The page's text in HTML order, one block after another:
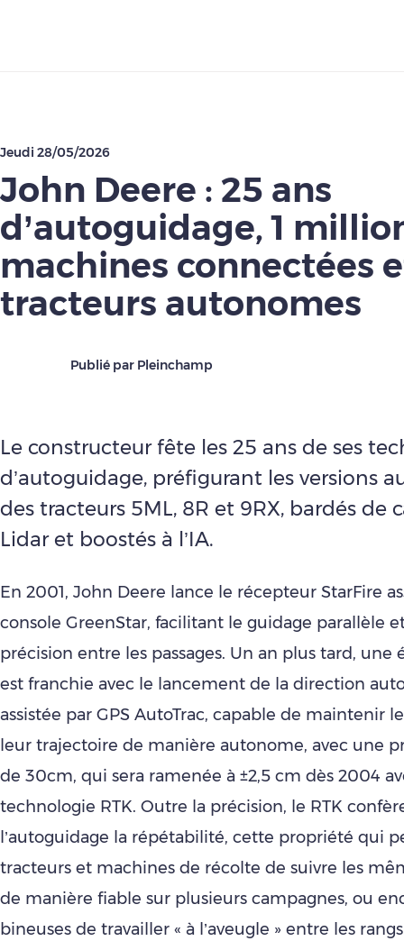
Jeudi 28/05/2026
John Deere : 25 ans
d’autoguidage, 1
machines connectées
tracteurs autonomes
Publié par Pleinchamp
Le constructeur fête les 25 ans de ses
d’autoguidage, préfigurant les versions
des tracteurs 5ML, 8R et 9RX, bardés de
Lidar et boostés à l’IA.
En 2001, John Deere lance le récepteur StarFire
console GreenStar, facilitant le guidage parallèle
précision entre les passages. Un an plus tard, une
est franchie avec le lancement de la direction
assistée par GPS AutoTrac, capable de maintenir
leur trajectoire de manière autonome, avec une
de 30cm, qui sera ramenée à ±2,5 cm dès 2004
technologie RTK. Outre la précision, le RTK
l’autoguidage la répétabilité, cette propriété qui
tracteurs et machines de récolte de suivre les
de manière fiable sur plusieurs campagnes, ou
bineuses de travailler « à l’aveugle » entre les